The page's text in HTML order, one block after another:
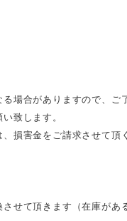
場合がありますので、ご
致します。
損害金をご請求させて頂
せて頂きます（在庫があ